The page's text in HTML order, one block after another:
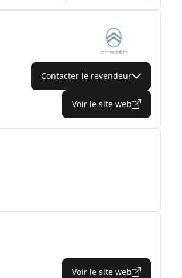
Contacter le revendeur
Voir le site web
Voir le site web